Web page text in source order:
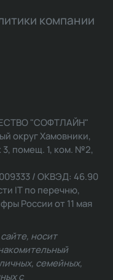
компании
"СОФТЛАЙН"
округ Хамовники,
3, помещ. 1, ком. №2,
/ ОКВЭД: 46.90
IT по перечню,
России от 11 мая
носит
семейных,
с